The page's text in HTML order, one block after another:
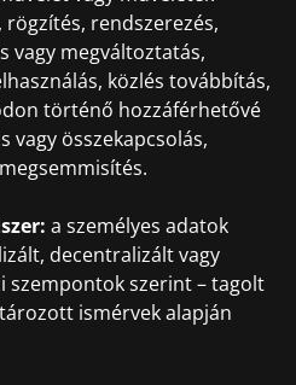
rögzítés, rendszerezés,
vagy megváltoztatás,
közlés továbbítás,
történő hozzáférhetővé
vagy összekapcsolás,
a személyes adatok
decentralizált vagy
szempontok szerint – tagolt
ismérvek alapján